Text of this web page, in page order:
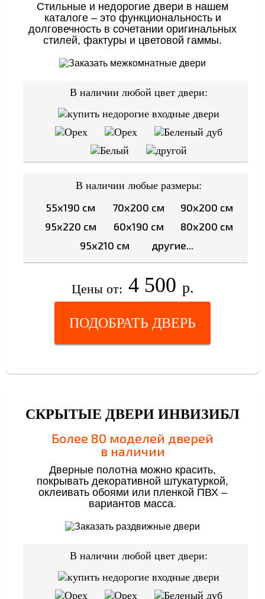
Стильные и недорогие двери в нашем
каталоге – это функциональность и
долговечность в сочетании оригинальных
стилей, фактуры и цветовой гаммы.
В наличии любой цвет двери:
В наличии любые размеры:
55x190 см 70x200 см
90x200 см
95x220 см
60x190 см
80x200 см
95x210 см
другие...
Цены от: 4 500 р.
ПОДОБРАТЬ ДВЕРЬ
СКРЫТЫЕ ДВЕРИ ИНВИЗИБЛ
Более 80 моделей дверей
в наличии
Дверные полотна можно красить,
покрывать декоративной штукатуркой,
оклеивать обоями или пленкой ПВХ –
вариантов масса.
В наличии любой цвет двери: